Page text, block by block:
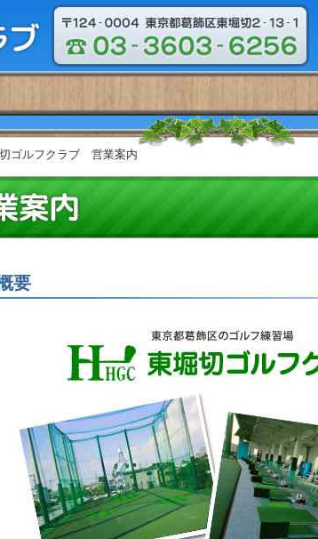
ゴルフクラブ 営業案内
要